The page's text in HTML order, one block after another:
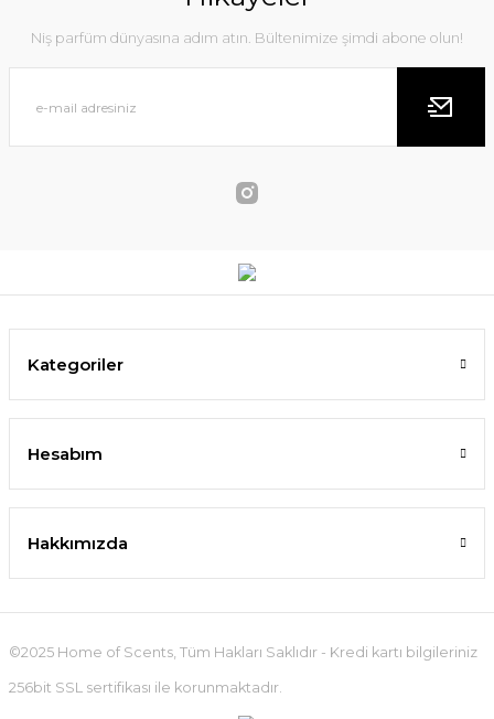
Niş parfüm dünyasına adım atın. Bültenimize şimdi abone olun!
Kategoriler
Hesabım
Hakkımızda
©2025 Home of Scents, Tüm Hakları Saklıdır - Kredi kartı bilgileriniz
256bit SSL sertifikası ile korunmaktadır.